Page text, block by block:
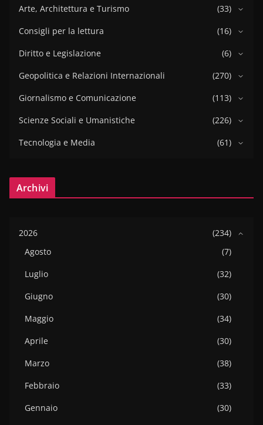
Arte, Architettura e Turismo
(33)
Consigli per la lettura
(16)
Diritto e Legislazione
(6)
Geopolitica e Relazioni Internazionali
(270)
Giornalismo e Comunicazione
(113)
Scienze Sociali e Umanistiche
(226)
Tecnologia e Media
(61)
Archivi
2026
(234)
Agosto
(7)
Luglio
(32)
Giugno
(30)
Maggio
(34)
Aprile
(30)
Marzo
(38)
Febbraio
(33)
Gennaio
(30)